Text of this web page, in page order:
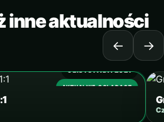
inne aktualności
← →
6 LISTOPADA 2021
AKTUALNIE OGLĄDASZ